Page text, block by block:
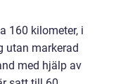
160 kilometer, i
utan markerad
med hjälp av